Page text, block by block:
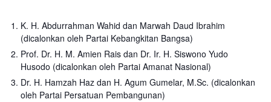
K. H. Abdurrahman Wahid dan Marwah Daud Ibrahim
(dicalonkan oleh Partai Kebangkitan Bangsa)
Prof. Dr. H. M. Amien Rais dan Dr. Ir. H. Siswono Yudo
Husodo (dicalonkan oleh Partai Amanat Nasional)
Dr. H. Hamzah Haz dan H. Agum Gumelar, M.Sc. (dicalonkan
oleh Partai Persatuan Pembangunan)